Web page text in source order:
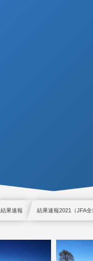
結果速報 結果速報2021（JFA全